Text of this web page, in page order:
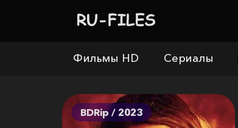
Фильмы HD Сериалы
BDRip / 2023